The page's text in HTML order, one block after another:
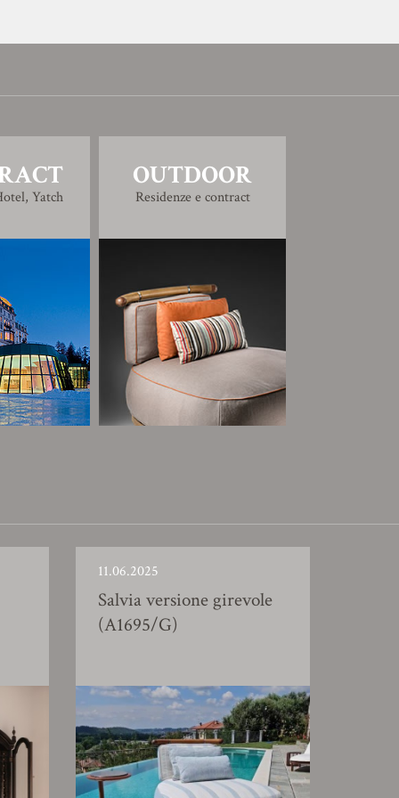
Yatch
OUTDOOR
Residenze e contract
11.06.2025
Salvia versione girevole
(A1695/G)